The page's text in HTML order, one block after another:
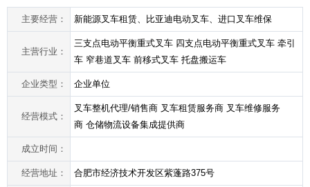
主要经营： 新能源叉车租赁、比亚迪电动叉车、进口叉车维保
主营行业：
三支点电动平衡重式叉车 四支点电动平衡重式叉车 牵引
车 窄巷道叉车 前移式叉车 托盘搬运车
企业类型： 企业单位
经营模式：
叉车整机代理/销售商 叉车租赁服务商 叉车维修服务
商 仓储物流设备集成提供商
成立时间：
经营地址： 合肥市经济技术开发区紫蓬路375号